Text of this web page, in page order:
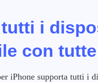
i
con
iPhone supporta tutti i